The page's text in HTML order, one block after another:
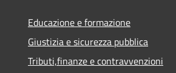
Educazione e formazione
Giustizia e sicurezza pubblica
Tributi,finanze e contravvenzioni